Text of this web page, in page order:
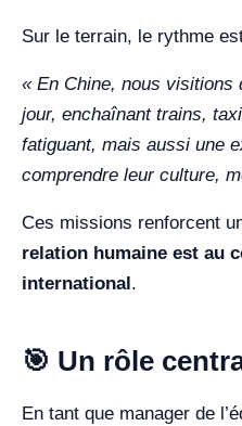
Sur le terrain, le rythme
« En Chine, nous
jour, enchaînant trains,
fatiguant, mais aussi une
comprendre leur culture,
Ces missions renforcent
relation humaine est au
international.
🎯 Un rôle
En tant que manager de